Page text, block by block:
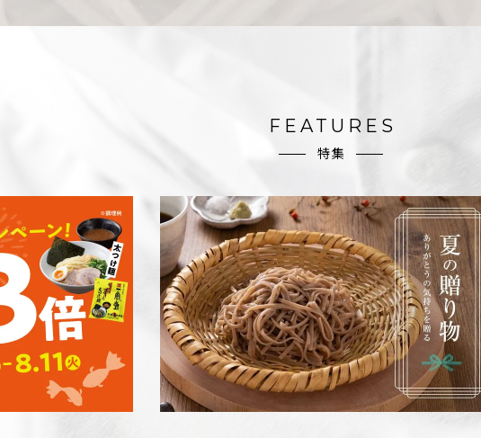
FEATURES
特集